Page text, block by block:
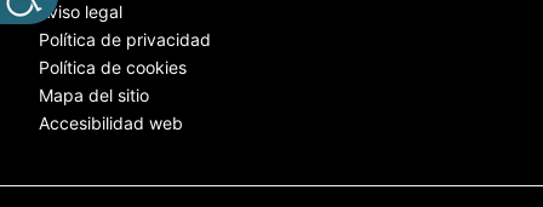
Aviso legal
Política de privacidad
Política de cookies
Mapa del sitio
Accesibilidad web